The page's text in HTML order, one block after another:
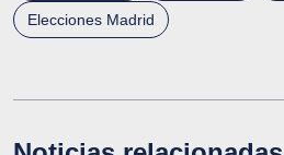
Elecciones Madrid